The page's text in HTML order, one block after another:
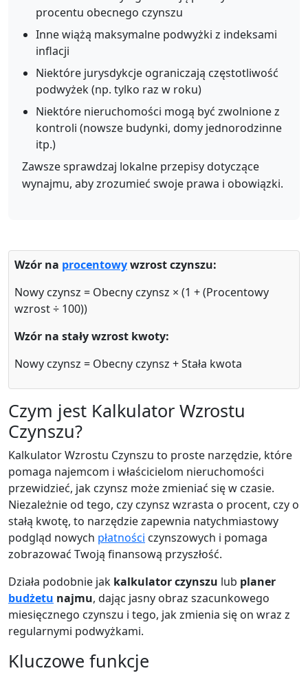
procentu obecnego czynszu
Inne wiążą maksymalne podwyżki z indeksami
inflacji
Niektóre jurysdykcje ograniczają częstotliwość
podwyżek (np. tylko raz w roku)
Niektóre nieruchomości mogą być zwolnione z
kontroli (nowsze budynki, domy jednorodzinne
itp.)
Zawsze sprawdzaj lokalne przepisy dotyczące
wynajmu, aby zrozumieć swoje prawa i obowiązki.
Wzór na procentowywzrost czynszu:
Nowy czynsz = Obecny czynsz × (1 + (Procentowy
wzrost ÷ 100))
Wzór na stały wzrost kwoty:
Nowy czynsz = Obecny czynsz + Stała kwota
Czym jest Kalkulator Wzrostu
Czynszu?
Kalkulator Wzrostu Czynszu to proste narzędzie, które
pomaga najemcom i właścicielom nieruchomości
przewidzieć, jak czynsz może zmieniać się w czasie.
Niezależnie od tego, czy czynsz wzrasta o procent, czy o
stałą kwotę, to narzędzie zapewnia natychmiastowy
podgląd nowych płatności czynszowych i pomaga
zobrazować Twoją finansową przyszłość.
Działa podobnie jak kalkulator czynszu lub planer
budżetu najmu, dając jasny obraz szacunkowego
miesięcznego czynszu i tego, jak zmienia się on wraz z
regularnymi podwyżkami.
Kluczowe funkcje